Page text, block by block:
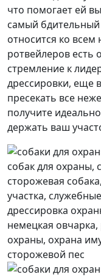
что помогает ей
самый
относится ко
ротвейлеров есть
стремление к
дрессировки, еще
пресекать все
получите
держать ваш